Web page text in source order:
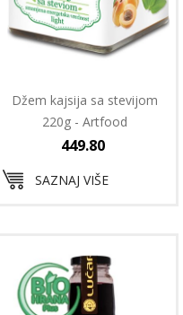
Džem kajsija sa stevijom
220g - Artfood
449.80
SAZNAJ VIŠE